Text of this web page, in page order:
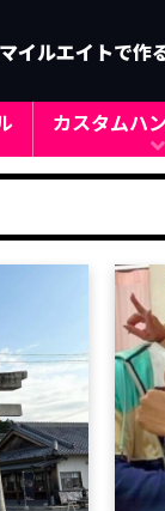
イルエイトで作る
カスタムハ